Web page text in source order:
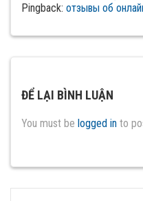
Pingback: отзывы об
ĐỂ LẠI BÌNH LUẬN
You must be logged in to